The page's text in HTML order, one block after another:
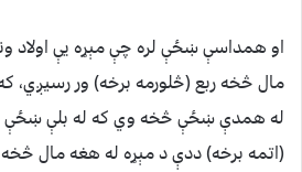
او همداسې ښځې لره چې مېړه يې اولاد
مال څخه ربع (څلورمه برخه) ور رسيږي،
له همدې ښځې څخه وي که له بلې ښځې
(اتمه برخه) ددې د مېړه له هغه مال